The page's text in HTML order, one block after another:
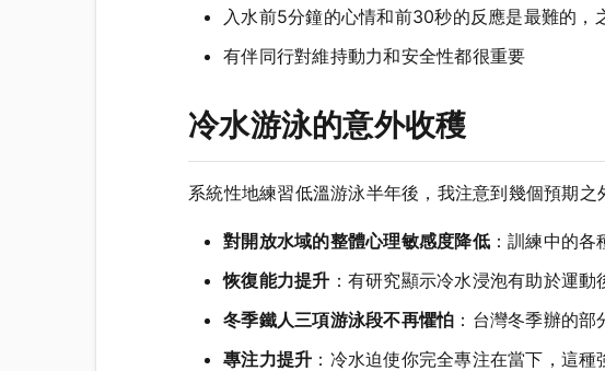
入水前5分鐘的心情和前30秒的反應是最難的，
有伴同行對維持動力和安全性都很重要
冷水游泳的意外收穫
系統性地練習低溫游泳半年後，我注意到幾個預期之
對開放水域的整體心理敏感度降低：訓練中的各
恢復能力提升 ：有研究顯示冷水浸泡有助於運
冬季鐵人三項游泳段不再懼怕 ：台灣冬季辦的
專注力提升 ：冷水迫使你完全專注在當下，這